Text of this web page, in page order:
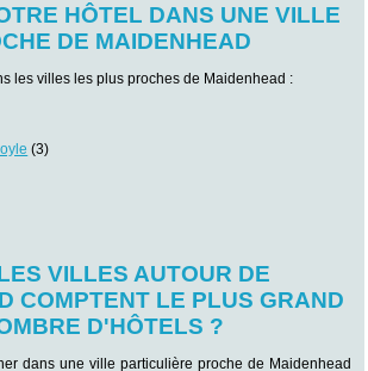
HÔTEL DANS UNE VILLE
DE MAIDENHEAD
les villes les plus proches de Maidenhead :
(3)
VILLES AUTOUR DE
COMPTENT LE PLUS GRAND
D'HÔTELS ?
dans une ville particulière proche de Maidenhead